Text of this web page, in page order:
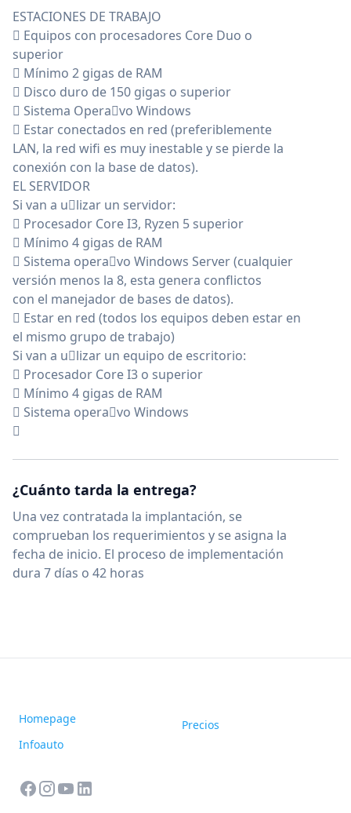
ESTACIONES DE TRABAJO
 Equipos con procesadores Core Duo o
superior
 Mínimo 2 gigas de RAM
 Disco duro de 150 gigas o superior
 Sistema Opera􀆟vo Windows
 Estar conectados en red (preferiblemente
LAN, la red wifi es muy inestable y se pierde la
conexión con la base de datos).
EL SERVIDOR
Si van a u􀆟lizar un servidor:
 Procesador Core I3, Ryzen 5 superior
 Mínimo 4 gigas de RAM
 Sistema opera􀆟vo Windows Server (cualquier
versión menos la 8, esta genera conflictos
con el manejador de bases de datos).
 Estar en red (todos los equipos deben estar en
el mismo grupo de trabajo)
Si van a u􀆟lizar un equipo de escritorio:
 Procesador Core I3 o superior
 Mínimo 4 gigas de RAM
 Sistema opera􀆟vo Windows

¿Cuánto tarda la entrega?
Una vez contratada la implantación, se
comprueban los requerimientos y se asigna la
fecha de inicio. El proceso de implementación
dura 7 días o 42 horas
Homepage
Infoauto
Precios
facebook
instagram
youtubelinkedin